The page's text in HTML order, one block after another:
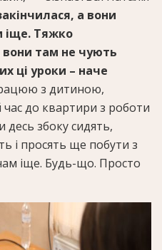
а вони
іще. Тяжко
там не чують
ці уроки – наче
з дитиною,
час до квартири з роботи
десь збоку сидять,
і просять ще побути з
іще. Будь-що. Просто